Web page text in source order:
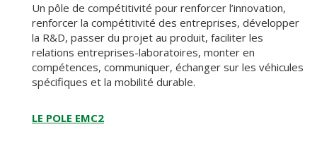
Un pôle de compétitivité pour renforcer l’innovation,
renforcer la compétitivité des entreprises, développer
la R&D, passer du projet au produit, faciliter les
relations entreprises-laboratoires, monter en
compétences, communiquer, échanger sur les véhicules
spécifiques et la mobilité durable.
LE POLE EMC2